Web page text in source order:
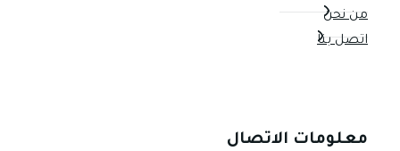
من نحن
اتصل بنا
معلومات الاتصال